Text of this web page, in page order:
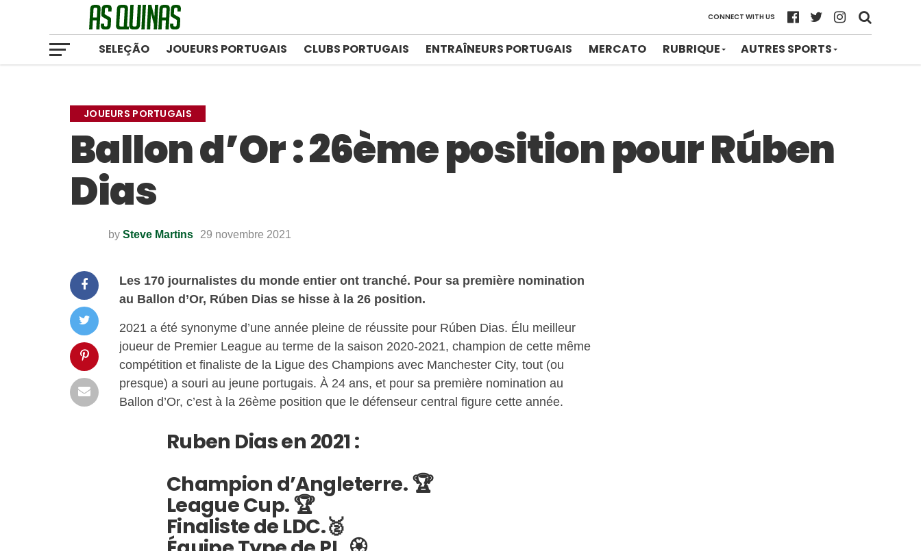
CONNECT WITH US
SELEÇÃO JOUEURS PORTUGAIS CLUBS PORTUGAIS ENTRAÎNEURS PORTUGAIS MERCATO RUBRIQUE AUTRES SPORTS
JOUEURS PORTUGAIS
Ballon d’Or : 26ème position pour Rúben
Dias
by Steve Martins 29 novembre 2021
Les 170 journalistes du monde entier ont tranché. Pour sa première nomination
au Ballon d’Or, Rúben Dias se hisse à la 26 position.
2021 a été synonyme d’une année pleine de réussite pour Rúben Dias. Élu meilleur
joueur de Premier League au terme de la saison 2020-2021, champion de cette même
compétition et finaliste de la Ligue des Champions avec Manchester City, tout (ou
presque) a souri au jeune portugais. À 24 ans, et pour sa première nomination au
Ballon d’Or, c’est à la 26ème position que le défenseur central figure cette année.
Ruben Dias en 2021 :
Champion d’Angleterre. 🏆
League Cup. 🏆
Finaliste de LDC.🥈